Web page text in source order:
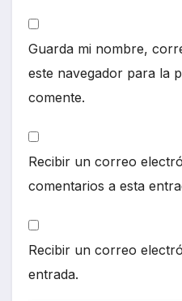
Guarda mi nombre,
este navegador para la
comente.
Recibir un correo
comentarios a esta
Recibir un correo
entrada.